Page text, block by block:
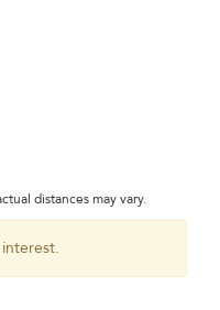
distances may vary.